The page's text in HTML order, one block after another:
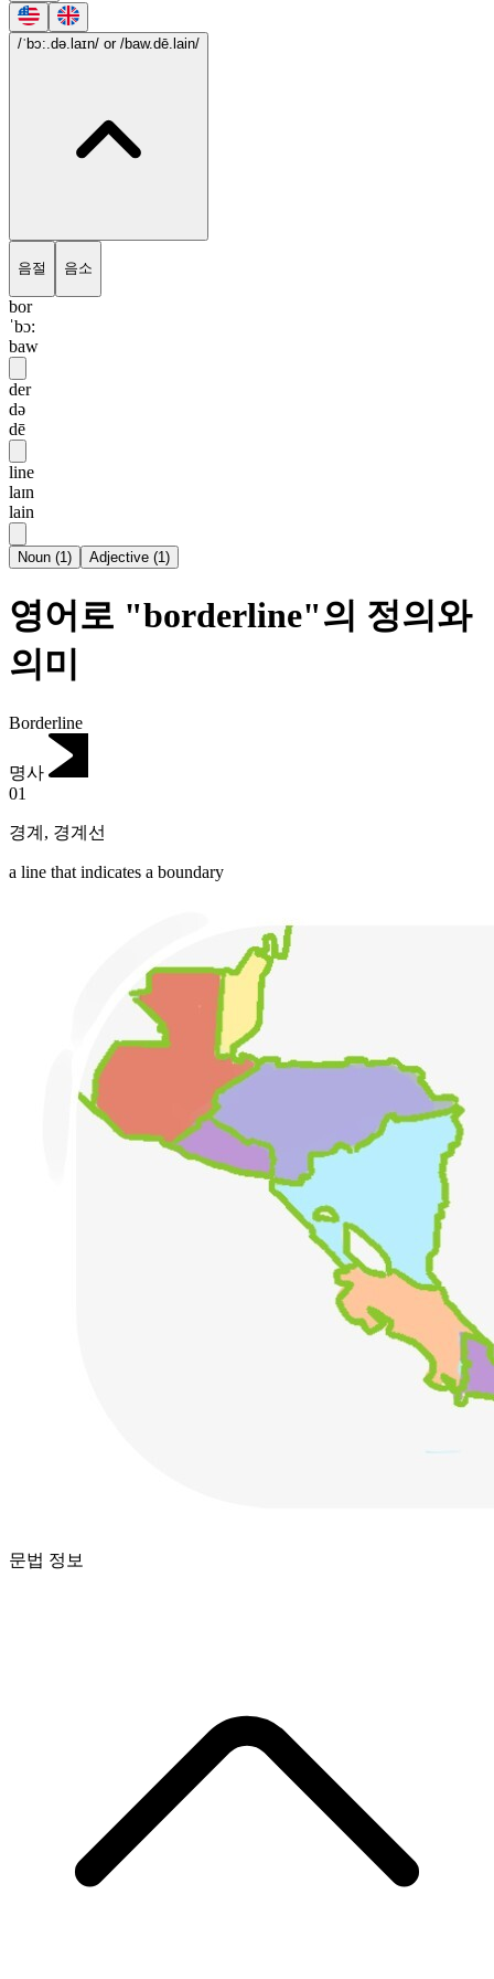
/ˈbɔ:.də.laɪn/ or /baw.dē.lain/
음절 음소
bor
ˈbɔ:
baw
der
də
dē
line
laɪn
lain
Noun (1) Adjective (1)
영어로 "borderline"의 정의와
의미
Borderline
명사
01
경계 , 경계선
a line that indicates a boundary
문법 정보